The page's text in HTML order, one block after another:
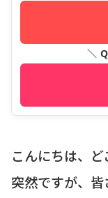
＼
こんにちは、ど
突然ですが、